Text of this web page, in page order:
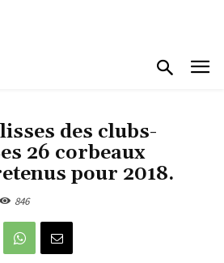
des clubs-
26 corbeaux
pour 2018.
846